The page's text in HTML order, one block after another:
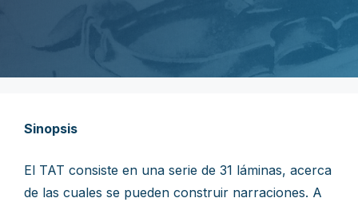
Sinopsis
El TAT consiste en una serie de 31 láminas, acerca
de las cuales se pueden construir narraciones. A